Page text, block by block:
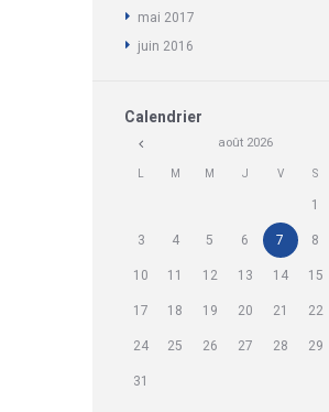
mai 2017
juin 2016
Calendrier
août 2026
L M M J V S
1
3
4 5 6 7 8
10
11 12 13 14 15
17
18 19 20 21 22
24
25 26 27 28 29
31